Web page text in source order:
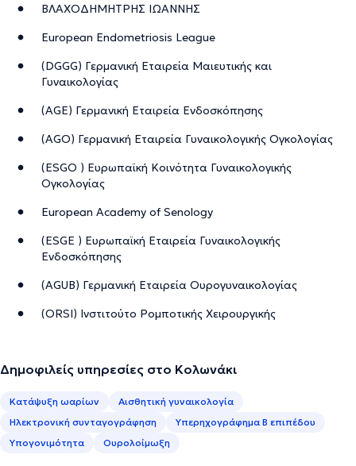
ΒΛΑΧΟΔΗΜΗΤΡΗΣ ΙΩΑΝΝΗΣ
European Endometriosis League
(DGGG) Γερμανική Εταιρεία Μαιευτικής και
Γυναικολογίας
(AGE) Γερμανική Εταιρεία Ενδοσκόπησης
(AGO) Γερμανική Εταιρεία Γυναικολογικής Ογκολογίας
(ESGO ) Ευρωπαϊκή Κοινότητα Γυναικολογικής
Ογκολογίας
European Academy of Senology
(ESGE ) Ευρωπαϊκή Εταιρεία Γυναικολογικής
Ενδοσκόπησης
(AGUB) Γερμανική Εταιρεία Ουρογυναικολογίας
(ORSI) Ινστιτούτο Ρομποτικής Χειρουργικής
Δημοφιλείς υπηρεσίες στο Κολωνάκι
Κατάψυξη ωαρίων
Αισθητική γυναικολογία
Ηλεκτρονική συνταγογράφηση
Υπερηχογράφημα Β επιπέδου
Υπογονιμότητα
Ουρολοίμωξη